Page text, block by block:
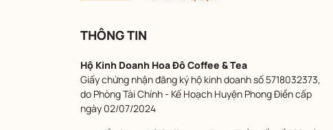
THÔNG TIN
Hộ Kinh Doanh Hoa Đô Coffee & Tea
Giấy chứng nhận đăng ký hộ kinh doanh số 5718032373,
do Phòng Tài Chính - Kế Hoạch Huyện Phong Điền cấp
ngày 02/07/2024